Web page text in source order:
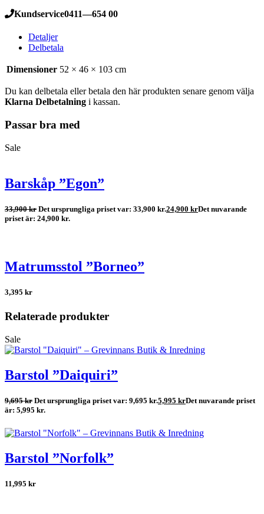
Kundservice0411—654 00
Detaljer
Delbetala
Dimensioner 52 × 46 × 103 cm
Du kan delbetala eller betala den här produkten senare genom välja
Klarna Delbetalning i kassan.
Passar bra med
Sale
Barskåp ”Egon”
33,900kr Det ursprungliga priset var: 33,900 kr.24,900 krDet nuvarande
priset är: 24,900 kr.
Matrumsstol ”Borneo”
3,395 kr
Relaterade produkter
Sale
Barstol ”Daiquiri”
9,695kr Det ursprungliga priset var: 9,695 kr.5,995 krDet nuvarande priset
är: 5,995 kr.
Barstol ”Norfolk”
11,995 kr